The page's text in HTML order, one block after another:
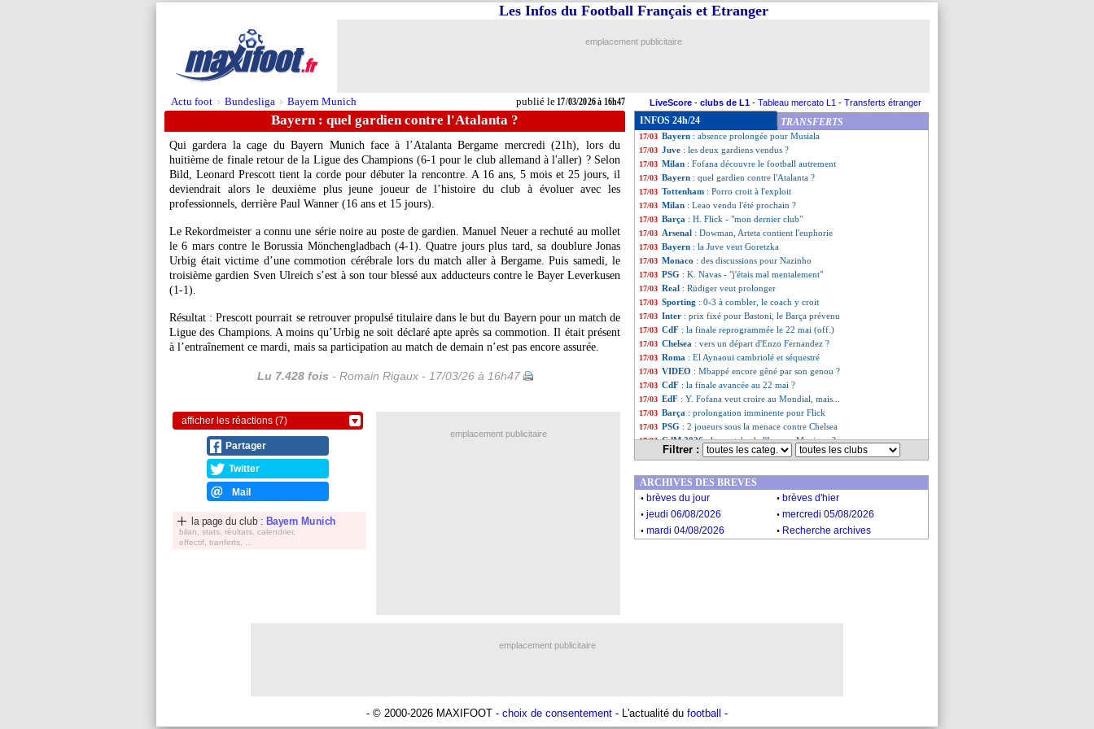
Actu foot > Bundesliga > Bayern Munich publié le17/03/2026 à 16h47
Les Infos du Football Français et Etranger
emplacement publicitaire
LiveScore - clubs de L1 - Tableau mercato L1 - Transferts étranger
Bayern : quel gardien contre l'Atalanta ?
Qui gardera la cage du Bayern Munich face à l’Atalanta Bergame mercredi (21h), lors du
huitième de finale retour de la Ligue des Champions (6-1 pour le club allemand à l'aller) ? Selon
Bild, Leonard Prescott tient la corde pour débuter la rencontre. A 16 ans, 5 mois et 25 jours, il
deviendrait alors le deuxième plus jeune joueur de l’histoire du club à évoluer avec les
professionnels, derrière Paul Wanner (16 ans et 15 jours).
Le Rekordmeister a connu une série noire au poste de gardien. Manuel Neuer a rechuté au mollet
le 6 mars contre le Borussia Mönchengladbach (4-1). Quatre jours plus tard, sa doublure Jonas
Urbig était victime d’une commotion cérébrale lors du match aller à Bergame. Puis samedi, le
troisième gardien Sven Ulreich s’est à son tour blessé aux adducteurs contre le Bayer Leverkusen
(1-1).
Résultat : Prescott pourrait se retrouver propulsé titulaire dans le but du Bayern pour un match de
Ligue des Champions. A moins qu’Urbig ne soit déclaré apte après sa commotion. Il était présent
à l’entraînement ce mardi, mais sa participation au match de demain n’est pas encore assurée.
Lu 7.428 fois - Romain Rigaux - 17/03/26 à 16h47
afficher les réactions (7)
Partager
Twitter
Mail
la page du club : Bayern Munich
bilan, stats, réultats, calendrier,
effectif, tranferts, ...
INFOS 24h/24 TRANSFERTS
17/03 LdC: Man City-Real, les compos
17/03 VIDEO
17/03 LdC (U19): le PSG qualifié en demi-finales
17/03 Arsenal: Henry défend Arteta et son style
17/03 Bayern : absence prolongée pour Musiala
17/03 Juve : les deux gardiens vendus ?
17/03 Milan : Fofana découvre le football autrement
17/03 Bayern : quel gardien contre l'Atalanta ?
17/03 Tottenham : Porro croit à l'exploit
17/03 Milan : Leao vendu l'été prochain ?
17/03 Barça : H. Flick - "mon dernier club"
17/03 Arsenal : Dowman, Arteta contient l'euphorie
17/03 Bayern : la Juve veut Goretzka
17/03 Monaco : des discussions pour Nazinho
17/03 PSG : K. Navas - "j'étais mal mentalement"
17/03 Real : Rüdiger veut prolonger
17/03 Sporting : 0-3 à combler, le coach y croit
17/03 Inter : prix fixé pour Bastoni, le Barça prévenu
17/03 CdF : la finale reprogrammée le 22 mai (off.)
17/03 Chelsea : vers un départ d'Enzo Fernandez ?
17/03 Roma : El Aynaoui cambriolé et séquestré
17/03 VIDEO : Mbappé encore gêné par son genou ?
17/03 CdF : la finale avancée au 22 mai ?
17/03 EdF : Y. Fofana veut croire au Mondial, mais...
17/03 Barça : prolongation imminente pour Flick
17/03 PSG : 2 joueurs sous la menace contre Chelsea
17/03 CdM 2026: les matchs de l'Iran au Mexique ?
OM: Greenwood dans le viseur de la Juve
17/03 LdC: le programme du jour
17/03 Chelsea: Azpilicueta croit à l'exploit
17/03 Brésil: Neymar - "je suis déçu et triste"
... Liste des brèves du dim. 15 mars 2026
Filtrer :
emplacement publicitaire
ARCHIVES DES BREVES
. brèves du jour . brèves d'hier
. jeudi 06/08/2026 . mercredi 05/08/2026
. mardi 04/08/2026 . Recherche archives
emplacement publicitaire
- © 2000-2026 MAXIFOOT - choix de consentement - L'actualité du football -